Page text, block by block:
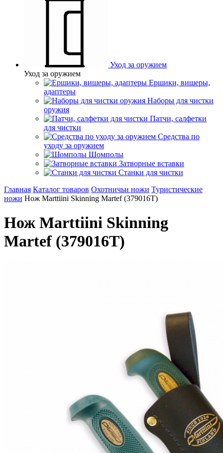
Уход за оружием
Уход за оружием
Ершики, вишеры,
адаптеры
Наборы для чистки
оружия
Патчи, салфетки
для чистки
Средства по
уходу за оружием
Шомполы
Затворные вставки
Станки для чистки
Главная Каталог товаров Охотничьи ножи Туристические
ножи Нож Marttiini Skinning Martef (379016T)
Нож Marttiini Skinning
Martef (379016T)